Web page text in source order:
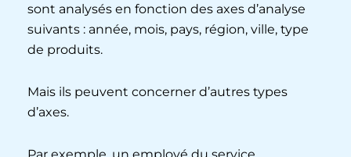
sont analysés en fonction des axes d’analyse
suivants : année, mois, pays, région, ville, type
de produits.
Mais ils peuvent concerner d’autres types
d’axes.